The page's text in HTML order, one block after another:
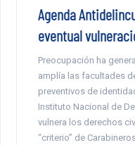
Agenda
eventual
Preocupación ha
amplía las facultades
preventivos de
Instituto Nacional de
vulnera los derechos
“criterio” de